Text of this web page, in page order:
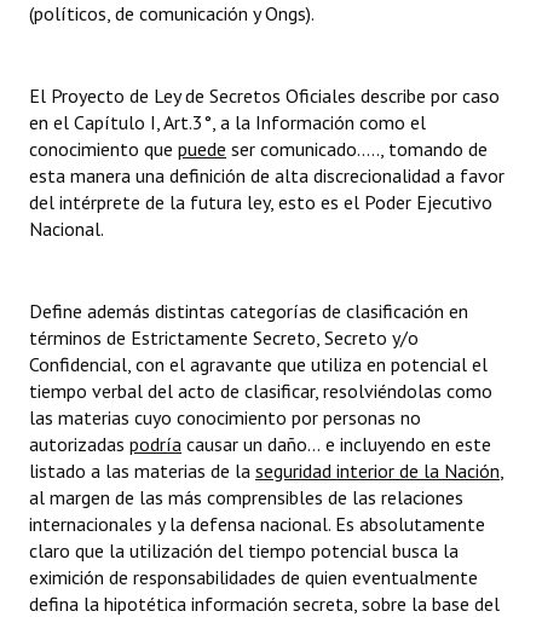
(políticos, de comunicación y Ongs).
El Proyecto de Ley de Secretos Oficiales describe por caso
en el Capítulo I, Art.3°, a la Información como el
conocimiento que puede ser comunicado....., tomando de
esta manera una definición de alta discrecionalidad a favor
del intérprete de la futura ley, esto es el Poder Ejecutivo
Nacional.
Define además distintas categorías de clasificación en
términos de Estrictamente Secreto, Secreto y/o
Confidencial, con el agravante que utiliza en potencial el
tiempo verbal del acto de clasificar, resolviéndolas como
las materias cuyo conocimiento por personas no
autorizadas podría causar un daño... e incluyendo en este
listado a las materias de la  seguridad interior de la Nación,
al margen de las más comprensibles de las relaciones
internacionales y la defensa nacional. Es absolutamente
claro que la utilización del tiempo potencial busca la
eximición de responsabilidades de quien eventualmente
defina la hipotética información secreta, sobre la base del